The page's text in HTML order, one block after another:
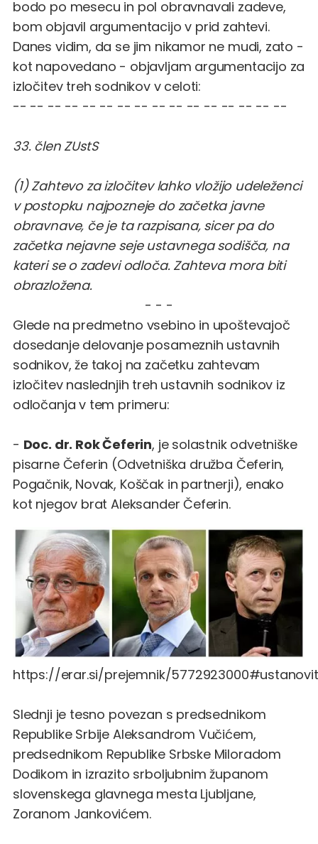
bodo po mesecu in pol obravnavali zadeve,
bom objavil argumentacijo v prid zahtevi.
Danes vidim, da se jim nikamor ne mudi, zato -
kot napovedano - objavljam argumentacijo za
izločitev treh sodnikov v celoti:
-- -- -- -- -- -- -- -- -- -- -- -- -- -- -- --
33. člen ZUstS
(1) Zahtevo za izločitev lahko vložijo udeleženci
v postopku najpozneje do začetka javne
obravnave, če je ta razpisana, sicer pa do
začetka nejavne seje ustavnega sodišča, na
kateri se o zadevi odloča. Zahteva mora biti
obrazložena.
- - -
Glede na predmetno vsebino in upoštevajoč
dosedanje delovanje posameznih ustavnih
sodnikov, že takoj na začetku zahtevam
izločitev naslednjih treh ustavnih sodnikov iz
odločanja v tem primeru:
- Doc. dr. Rok Čeferin, je solastnik odvetniške
pisarne Čeferin (Odvetniška družba Čeferin,
Pogačnik, Novak, Koščak in partnerji), enako
kot njegov brat Aleksander Čeferin.
https://erar.si/prejemnik/
Slednji je tesno povezan s predsednikom
Republike Srbije Aleksandrom Vučićem,
predsednikom Republike Srbske Miloradom
Dodikom in izrazito srboljubnim županom
slovenskega glavnega mesta Ljubljane,
Zoranom Jankovićem.